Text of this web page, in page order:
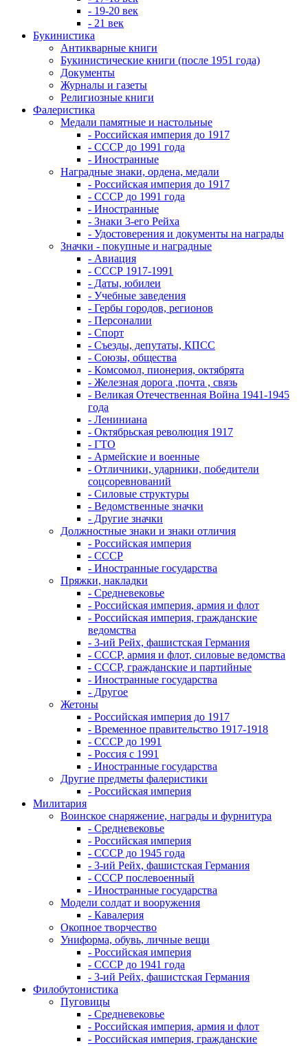
- 19-20 век
- 21 век
Букинистика
Антикварные книги
Букинистические книги (после 1951 года)
Документы
Журналы и газеты
Религиозные книги
Фалеристика
Медали памятные и настольные
- Российская империя до 1917
- СССР до 1991 года
- Иностранные
Наградные знаки, ордена, медали
- Российская империя до 1917
- СССР до 1991 года
- Иностранные
- Знаки 3-его Рейха
- Удостоверения и документы на награды
Значки - покупные и наградные
- Авиация
- СССР 1917-1991
- Даты, юбилеи
- Учебные заведения
- Гербы городов, регионов
- Персоналии
- Спорт
- Съезды, депутаты, КПСС
- Союзы, общества
- Комсомол, пионерия, октябрята
- Железная дорога ,почта , связь
- Великая Отечественная Война 1941-1945
года
- Лениниана
- Октябрьская революция 1917
- ГТО
- Армейские и военные
- Отличники, ударники, победители
соцсоревнований
- Силовые структуры
- Ведомственные значки
- Другие значки
Должностные знаки и знаки отличия
- Российская империя
- СССР
- Иностранные государства
Пряжки, накладки
- Средневековье
- Российская империя, армия и флот
- Российская империя, гражданские
ведомства
- 3-ий Рейх, фашистская Германия
- СССР, армия и флот, силовые ведомства
- СССР, гражданские и партийные
- Иностранные государства
- Другое
Жетоны
- Российская империя до 1917
- Временное правительство 1917-1918
- СССР до 1991
- Россия с 1991
- Иностранные государства
Другие предметы фалеристики
- Российская империя
Милитария
Воинское снаряжение, награды и фурнитура
- Средневековье
- Российская империя
- СССР до 1945 года
- 3-ий Рейх, фашистская Германия
- СССР послевоенный
- Иностранные государства
Модели солдат и вооружения
- Кавалерия
Окопное творчество
Униформа, обувь, личные вещи
- Российская империя
- СССР до 1941 года
- 3-ий Рейх, фашистская Германия
Филобутонистика
Пуговицы
- Средневековье
- Российская империя, армия и флот
- Российская империя, гражданские